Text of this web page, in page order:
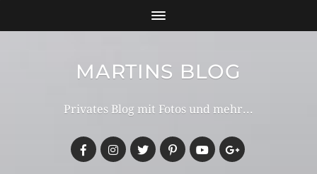
MARTINS BLOG
Privates Blog mit Fotos und mehr...